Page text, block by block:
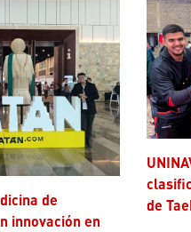
innovación en
UNINAVARRA se destaca en
de